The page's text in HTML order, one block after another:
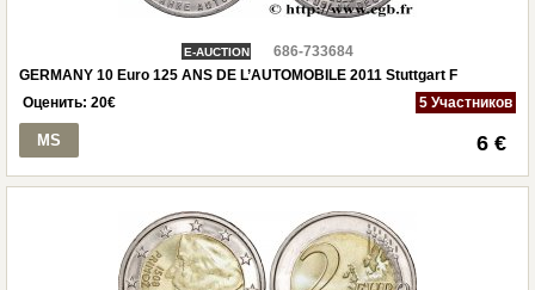
E-AUCTION
686-733684
GERMANY 10 Euro 125 ANS DE L’AUTOMOBILE 2011 Stuttgart F
Оценить: 20€ 5 Участников
MS 6 €